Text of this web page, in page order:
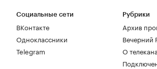
Социальные сети
ВКонтакте
Одноклассники
Telegram
Рубрики
Архив
Вечерний
О